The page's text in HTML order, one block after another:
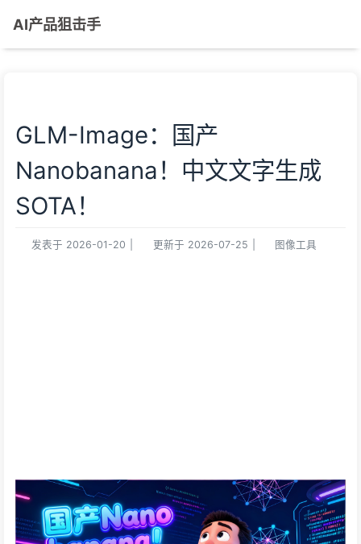
AI产品狙击手
GLM-Image：国产
Nanobanana！中文文字生成
SOTA！
发表于 2026-01-20 更新于 2026-07-25 图像工具